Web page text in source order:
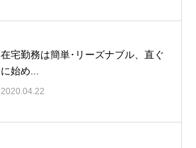
在宅勤務は簡単･リーズナブル、直ぐ
に始め...
2020.04.22